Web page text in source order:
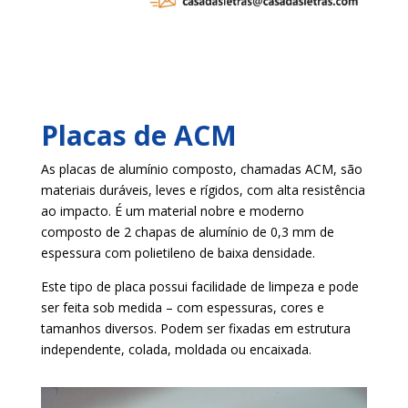
Placas de ACM
As placas de alumínio composto, chamadas ACM, são
materiais duráveis, leves e rígidos, com alta resistência
ao impacto. É um material nobre e moderno
composto de 2 chapas de alumínio de 0,3 mm de
espessura com polietileno de baixa densidade.
Este tipo de placa possui facilidade de limpeza e pode
ser feita sob medida – com espessuras, cores e
tamanhos diversos. Podem ser fixadas em estrutura
independente, colada, moldada ou encaixada.